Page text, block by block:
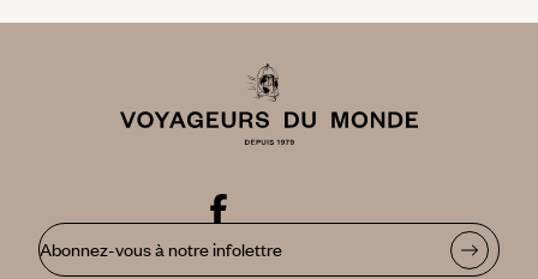
Abonnez-vous à notre infolettre